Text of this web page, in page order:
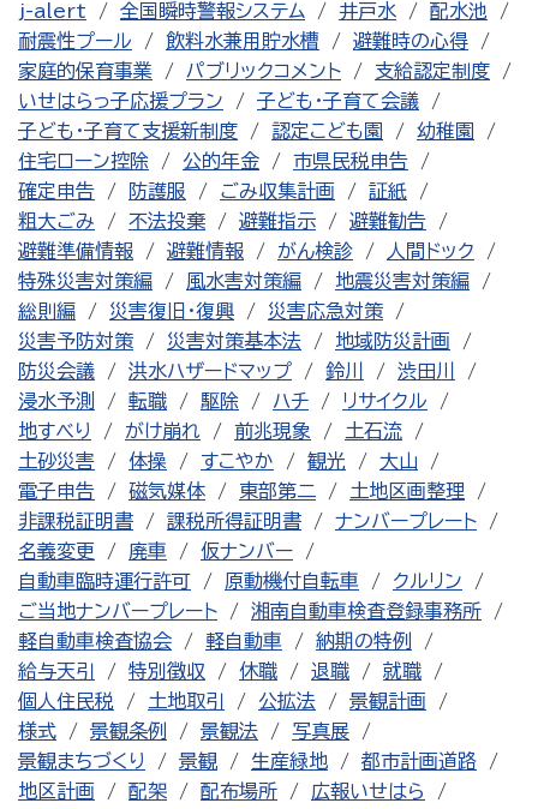
j-alert
全国瞬時警報システム 井戸水
配水池
耐震性プール
飲料水兼用貯水槽
避難時の心得
家庭的保育事業
パブリックコメント
支給認定制度
いせはらっ子応援プラン
子ども・子育て会議
子ども・子育て支援新制度
認定こども園
幼稚園
住宅ローン控除
公的年金
市県民税申告
確定申告
防護服 ごみ収集計画
証紙
粗大ごみ
不法投棄 避難指示
避難勧告
避難準備情報
避難情報 がん検診
人間ドック
特殊災害対策編
風水害対策編
地震災害対策編
総則編
災害復旧・復興
災害応急対策
災害予防対策
災害対策基本法
地域防災計画
防災会議
洪水ハザードマップ 鈴川
渋田川
浸水予測
転職 駆除 ハチ
リサイクル
地すべり
がけ崩れ 前兆現象
土石流
土砂災害
体操 すこやか 観光
大山
電子申告
磁気媒体 東部第二
土地区画整理
非課税証明書
課税所得証明書
ナンバープレート
名義変更
廃車
仮ナンバー
自動車臨時運行許可
原動機付自転車
クルリン
ご当地ナンバープレート
湘南自動車検査登録事務所
軽自動車検査協会
軽自動車
納期の特例
給与天引
特別徴収 休職 退職
就職
個人住民税
土地取引 公拡法
景観計画
様式
景観条例 景観法
写真展
景観まちづくり
景観 生産緑地
都市計画道路
地区計画
配架 配布場所
広報いせはら